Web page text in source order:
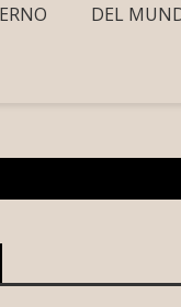
DEL